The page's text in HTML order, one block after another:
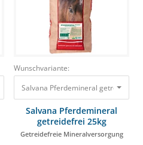
AGROBS Pre Alpin SENIOR 12,5kg Das Beste im Alter 18,80 €
Wunschvariante:
Salvana Pferdemineral
getreidefrei 25kg
Getreidefreie Mineralversorgung